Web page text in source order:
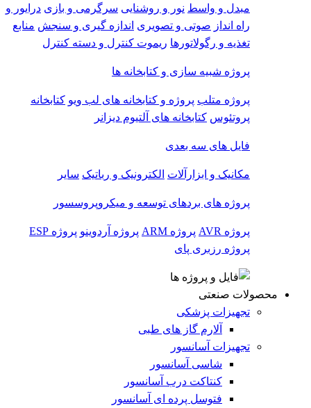
مبدل و واسط نور و روشنایی سرگرمی و بازی درایور و
راه انداز صوتی و تصویری اندازه گیری و سنجش منابع
تغذیه و رگولاتورها ریموت کنترل و دسته کنترل
پروژه شبیه سازی و کتابخانه ها
پروژه متلب پروژه و کتابخانه های لب ویو کتابخانه
پروتئوس کتابخانه های آلتیوم دیزانر
فایل های سه بعدی
مکانیک و ابزارآلات الکترونیک و رباتیک سایر
پروژه های بردهای توسعه و میکروپروسسور
پروژه AVR پروژه ARM پروژه آردوینو پروژه ESP
پروژه رزبری پای
محصولات صنعتی
تجهیزات پزشکی
آلارم گاز های طبی
تجهیزات آسانسور
شاسی آسانسور
کنتاکت درب آسانسور
فتوسل پرده ای آسانسور